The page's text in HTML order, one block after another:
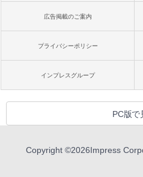
広告掲載のご案内
プライバシーポリシー
インプレスグループ
PC版で
Copyright ©2026Impress